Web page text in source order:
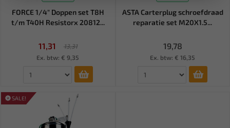
FORCE 1/4" Doppen set T8H
t/m T40H Resistorx 20812...
11,31
13,31
Ex. btw: € 9,35
ASTA Carterplug schroefdraad
reparatie set M20X1.5...
19,78
Ex. btw: € 16,35
SALE!